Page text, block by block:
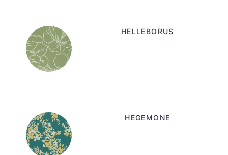
HELLEBORUS
HEGEMONE